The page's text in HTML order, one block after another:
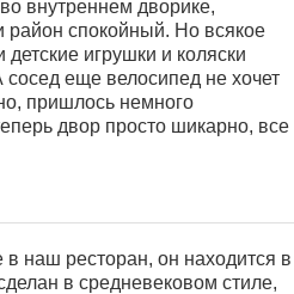
внутреннем дворике,
район спокойный. Но всякое
игрушки и коляски
еще велосипед не хочет
пришлось немного
двор просто шикарно, все
в наш ресторан, он находится в
в средневековом стиле,